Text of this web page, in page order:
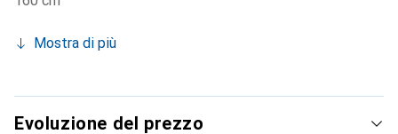
Mostra di più
Evoluzione del prezzo